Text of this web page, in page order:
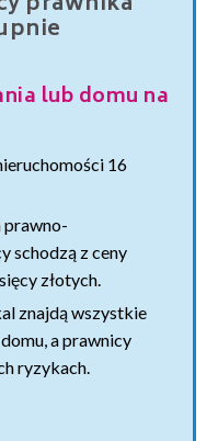
lub domu na
16
prawno-
schodzą z ceny
złotych.
znajdą wszystkie
a prawnicy
ryzykach.